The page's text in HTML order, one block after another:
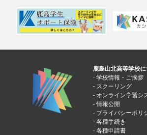
鹿島山北高等学校
学校情報・ご挨拶
スクーリング
オンライン学習シ
情報公開
プライバシーポリ
各種手続き
各種申請書